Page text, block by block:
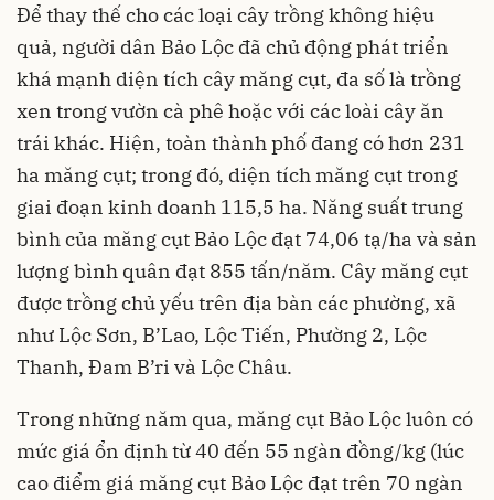
Để thay thế cho các loại cây trồng không hiệu
quả, người dân Bảo Lộc đã chủ động phát triển
khá mạnh diện tích cây măng cụt, đa số là trồng
xen trong vườn cà phê hoặc với các loài cây ăn
trái khác. Hiện, toàn thành phố đang có hơn 231
ha măng cụt; trong đó, diện tích măng cụt trong
giai đoạn kinh doanh 115,5 ha. Năng suất trung
bình của măng cụt Bảo Lộc đạt 74,06 tạ/ha và sản
lượng bình quân đạt 855 tấn/năm. Cây măng cụt
được trồng chủ yếu trên địa bàn các phường, xã
như Lộc Sơn, B’Lao, Lộc Tiến, Phường 2, Lộc
Thanh, Đam B’ri và Lộc Châu.
Trong những năm qua, măng cụt Bảo Lộc luôn có
mức giá ổn định từ 40 đến 55 ngàn đồng/kg (lúc
cao điểm giá măng cụt Bảo Lộc đạt trên 70 ngàn